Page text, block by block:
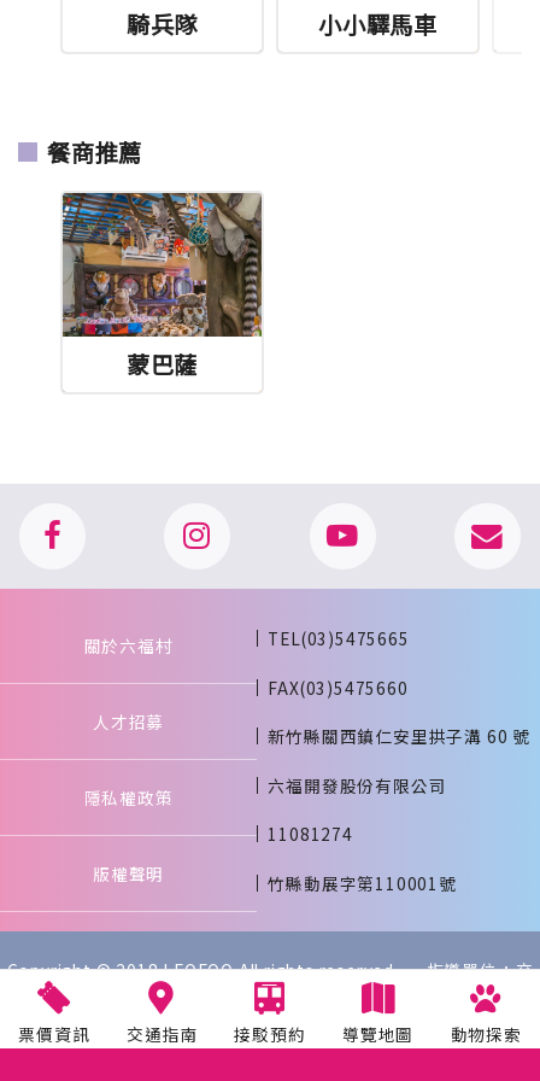
票價資訊 交通指南 接駁預約 導覽地圖 動物探索
騎兵隊 小小驛馬車
餐商推薦
蒙巴薩
關於六福村
人才招募
隱私權政策
版權聲明
TEL(03)5475665
FAX(03)5475660
新竹縣關西鎮仁安里拱子溝 60 號
六福開發股份有限公司
11081274
竹縣動展字第110001號
Copyright © 2018 LEOFOO All rights reserved. 指導單位：交
通部觀光署